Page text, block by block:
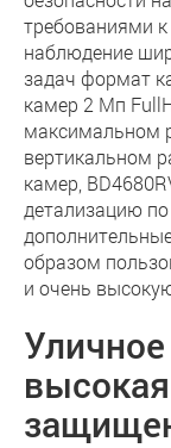
требованиями
наблюдение
задач формат
камер 2 Мп
максимальном
вертикальном
камер,
детализацию
образом
и очень